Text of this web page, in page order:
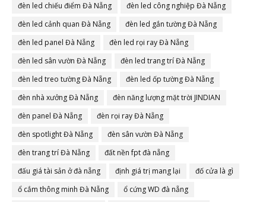
đèn led chiếu điểm Đà Nẵng
đèn led công nghiệp Đà Nẵng
đèn led cảnh quan Đà Nẵng
đèn led gắn tường Đà Nẵng
đèn led panel Đà Nẵng
đèn led rọi ray Đà Nẵng
đèn led sân vườn Đà Nẵng
đèn led trang trí Đà Nẵng
đèn led treo tường Đà Nẵng
đèn led ốp tường Đà Nẵng
đèn nhà xưởng Đà Nẵng
đèn năng lượng mặt trời JINDIAN
đèn panel Đà Nẵng
đèn rọi ray Đà Nẵng
đèn spotlight Đà Nẵng
đèn sân vườn Đà Nẵng
đèn trang trí Đà Nẵng
đất nền fpt đà nẵng
đấu giá tài sản ở đà nẵng
định giá trị mang lại
đố cửa là gì
ổ cắm thông minh Đà Nẵng
ổ cứng WD đà nẵng